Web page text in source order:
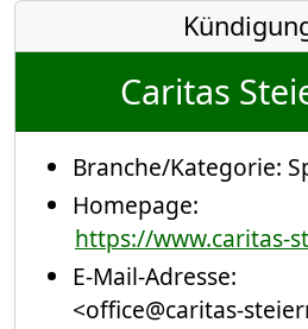
Caritas
Branche/Kategorie:
Homepage:
https://www.caritas-
E-Mail-Adresse:
<office@caritas-